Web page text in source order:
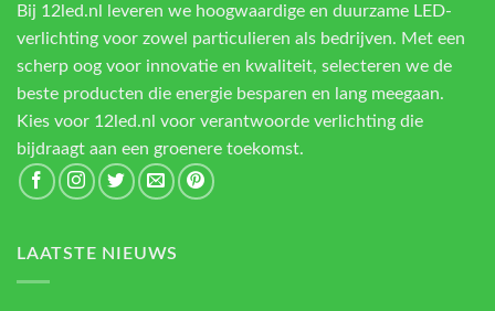
Bij 12led.nl leveren we hoogwaardige en duurzame LED-
verlichting voor zowel particulieren als bedrijven. Met een
scherp oog voor innovatie en kwaliteit, selecteren we de
beste producten die energie besparen en lang meegaan.
Kies voor 12led.nl voor verantwoorde verlichting die
bijdraagt aan een groenere toekomst.
LAATSTE NIEUWS